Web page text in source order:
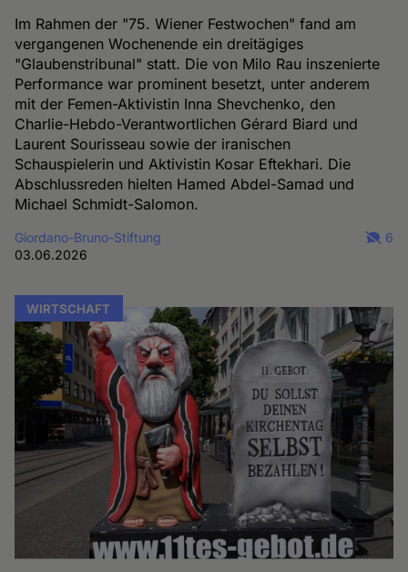
Im Rahmen der "75. Wiener Festwochen" fand am
vergangenen Wochenende ein dreitägiges
"Glaubenstribunal" statt. Die von Milo Rau inszenierte
Performance war prominent besetzt, unter anderem
mit der Femen-Aktivistin Inna Shevchenko, den
Charlie-Hebdo-Verantwortlichen Gérard Biard und
Laurent Sourisseau sowie der iranischen
Schauspielerin und Aktivistin Kosar Eftekhari. Die
Abschlussreden hielten Hamed Abdel-Samad und
Michael Schmidt-Salomon.
Giordano-Bruno-Stiftung
03.06.2026
6
WIRTSCHAFT